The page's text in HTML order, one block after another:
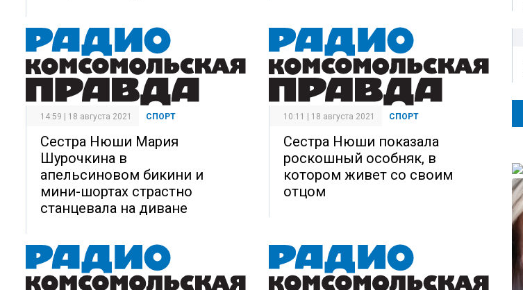
14:59 | 18 августа 2021 СПОРТ
Сестра Нюши Мария
Шурочкина в
апельсиновом бикини и
мини-шортах страстно
станцевала на диване
10:11 | 18 августа 2021 СПОРТ
Сестра Нюши показала
роскошный особняк, в
котором живет со своим
отцом